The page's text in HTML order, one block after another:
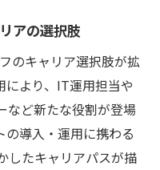
アの選択肢
のキャリア選択肢が拡
により、IT運用担当や
など新たな役割が登場
の導入・運用に携わる
したキャリアパスが描